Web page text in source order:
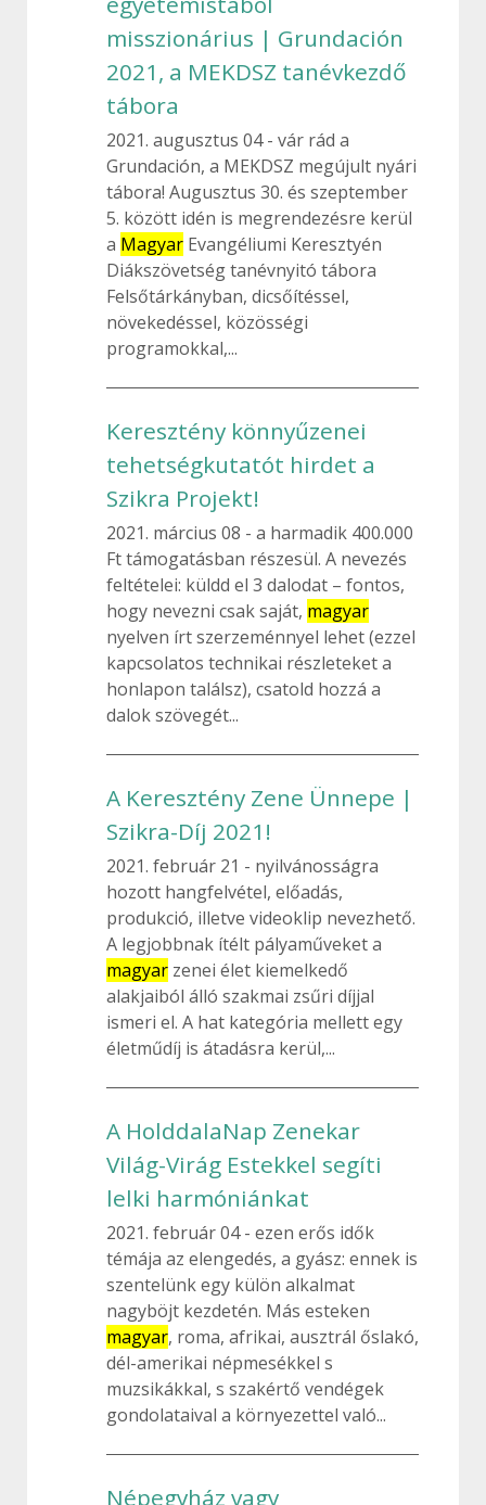
misszionárius | Grundación
2021, a MEKDSZ tanévkezdő
tábora
2021. augusztus 04 vár rád a
Grundación, a MEKDSZ megújult nyári
tábora! Augusztus 30. és szeptember
5. között idén is megrendezésre kerül
a Magyar Evangéliumi Keresztyén
Diákszövetség tanévnyitó tábora
Felsőtárkányban, dicsőítéssel,
növekedéssel, közösségi
programokkal,...
Keresztény könnyűzenei
tehetségkutatót hirdet a
Szikra Projekt!
2021. március 08
a harmadik 400.000
Ft támogatásban részesül. A nevezés
feltételei: küldd el 3 dalodat – fontos,
hogy nevezni csak saját, magyar
nyelven írt szerzeménnyel lehet (ezzel
kapcsolatos technikai részleteket a
honlapon találsz), csatold hozzá a
dalok szövegét...
A Keresztény Zene Ünnepe |
Szikra-Díj 2021!
2021. február 21
nyilvánosságra
hozott hangfelvétel, előadás,
produkció, illetve videoklip nevezhető.
A legjobbnak ítélt pályaműveket a
magyar zenei élet kiemelkedő
alakjaiból álló szakmai zsűri díjjal
ismeri el. A hat kategória mellett egy
életműdíj is átadásra kerül,...
A HolddalaNap Zenekar
Világ-Virág Estekkel segíti
lelki harmóniánkat
2021. február 04 ezen erős idők
témája az elengedés, a gyász: ennek is
szentelünk egy külön alkalmat
nagyböjt kezdetén. Más esteken
magyar, roma, afrikai, ausztrál őslakó,
dél-amerikai népmesékkel s
muzsikákkal, s szakértő vendégek
gondolataival a környezettel való...
Népegyház vagy